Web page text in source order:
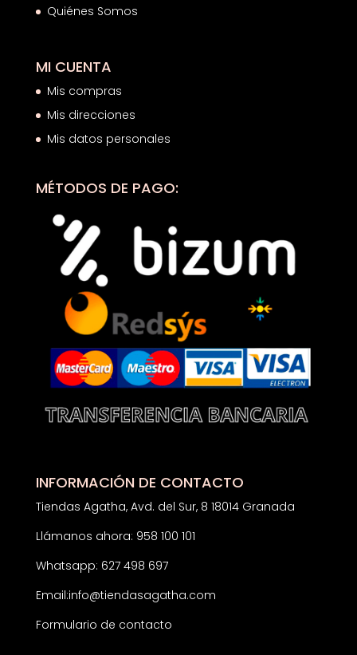
Quiénes Somos
MI CUENTA
Mis compras
Mis direcciones
Mis datos personales
MÉTODOS DE PAGO:
INFORMACIÓN DE CONTACTO
Tiendas Agatha, Avd. del Sur, 8 18014 Granada
Llámanos ahora: 958 100 101
Whatsapp: 627 498 697
Email:info@tiendasagatha.com
Formulario de contacto